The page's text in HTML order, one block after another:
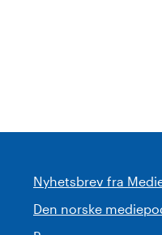
Nyhetsbrev fra
Den norske